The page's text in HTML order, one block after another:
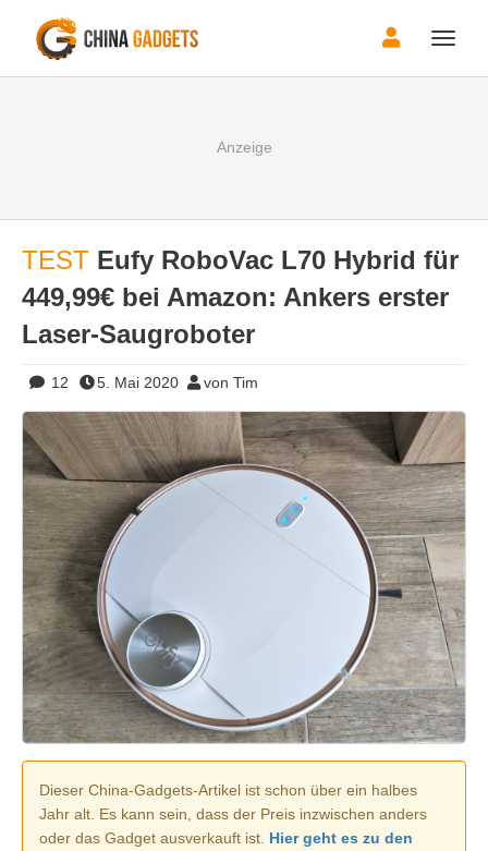
Toggle
TEST Eufy RoboVac L70 Hybrid für
449,99€ bei Amazon: Ankers erster
Laser-Saugroboter
12 5. Mai 2020 von Tim
Dieser China-Gadgets-Artikel ist schon über ein halbes
Jahr alt. Es kann sein, dass der Preis inzwischen anders
oder das Gadget ausverkauft ist. Hier geht es zu den